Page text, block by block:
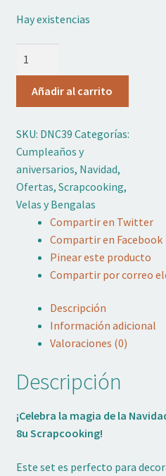
Textil
OFERTAS
Mi cuenta
Lista de deseos
Blog de Repostería
Hay existencias
Navidad
8u
cantidad
Añadir al carrito
SKU: DNC39 Categorías:
Cumpleaños y
aniversarios, Navidad,
Ofertas, Scrapcooking,
Velas y Bengalas
Compartir en Twitter
Compartir en Facebook
Pinear este producto
Compartir por correo
Descripción
Información adicional
Valoraciones (0)
Descripción
¡Celebra la magia de la
8u Scrapcooking!
Este set es perfecto para